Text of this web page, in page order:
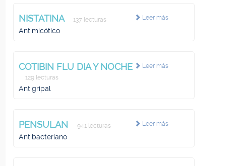
Leer más
NISTATINA 137 lecturas
Antimicótico
Leer más
COTIBIN FLU DIA Y NOCHE
129 lecturas
Antigripal
Leer más
PENSULAN 941 lecturas
Antibacteriano